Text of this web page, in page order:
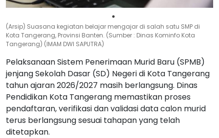
(Arsip) Suasana kegiatan belajar mengajar di salah satu SMP di
Kota Tangerang, Provinsi Banten. (Sumber : Dinas Kominfo Kota
Tangerang) (IMAM DWI SAPUTRA)
Pelaksanaan Sistem Penerimaan Murid Baru (SPMB)
jenjang Sekolah Dasar (SD) Negeri di Kota Tangerang
tahun ajaran 2026/2027 masih berlangsung. Dinas
Pendidikan Kota Tangerang memastikan proses
pendaftaran, verifikasi dan validasi data calon murid
terus berlangsung sesuai tahapan yang telah
ditetapkan.